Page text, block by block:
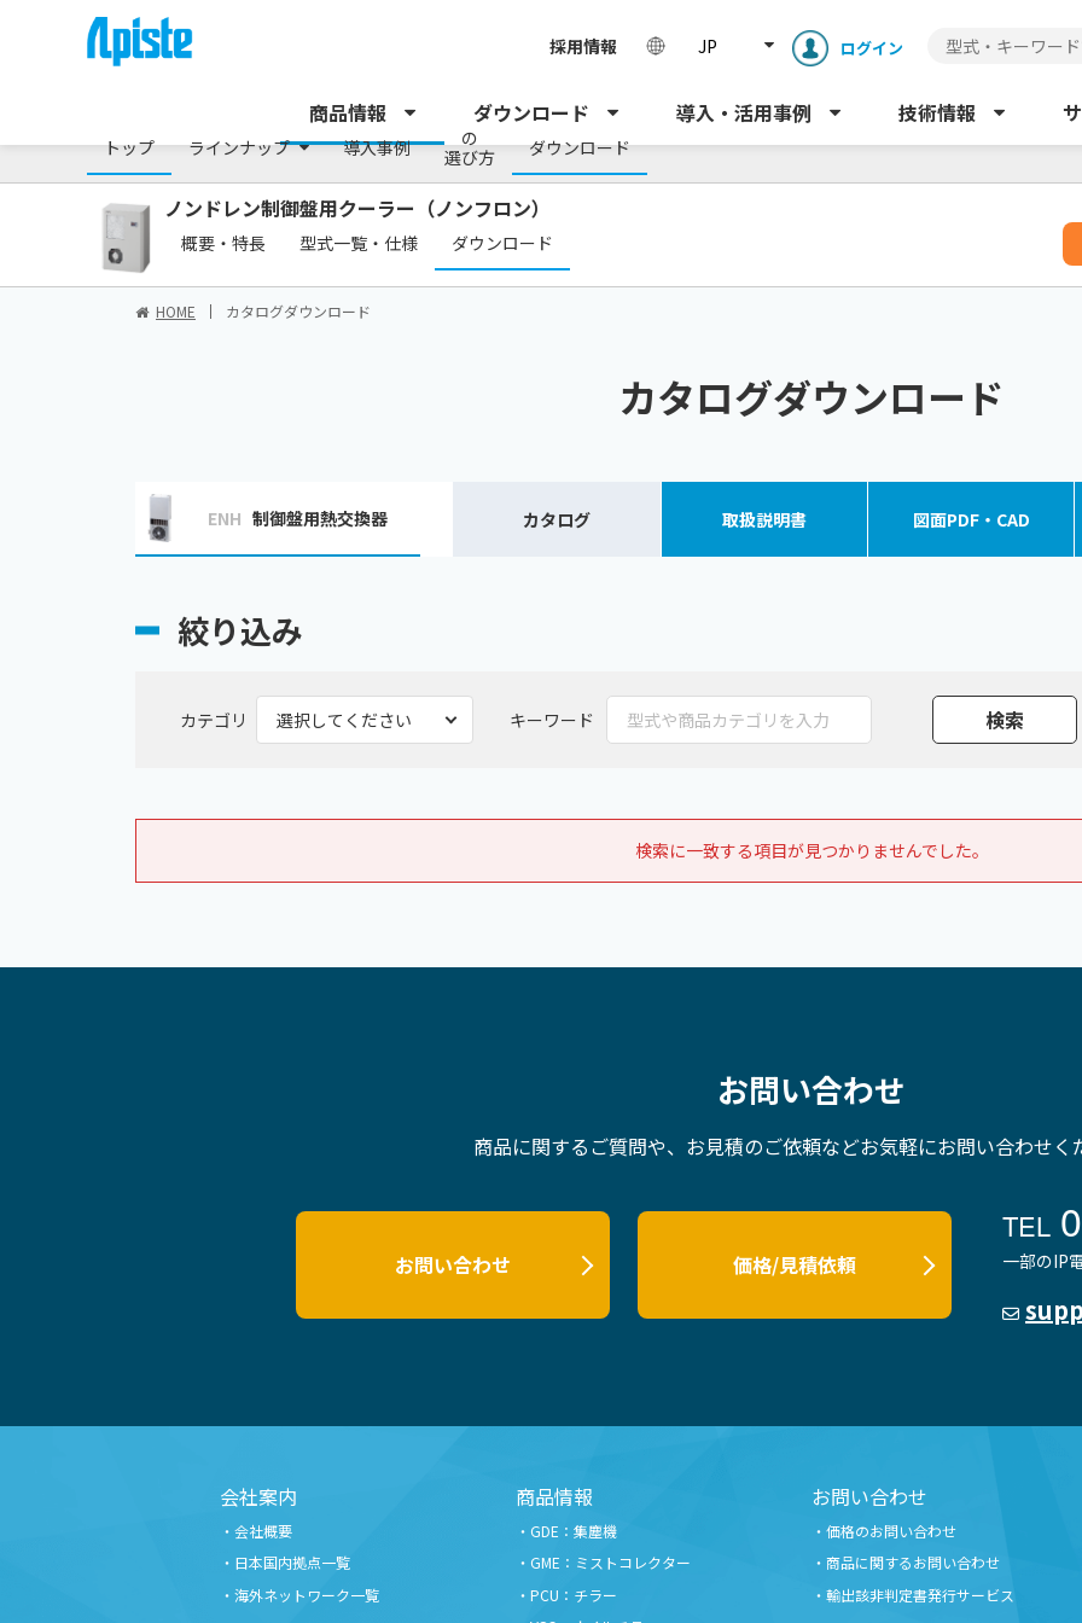
採用情報 JP ログイン
商品情報 ダウンロード 導入・活用事例 技術情報
トップ ラインナップ 導入事例
の
選び方
ダウンロード
ノンドレン制御盤用クーラー（ノンフロン）
概要・特長 型式一覧・仕様 ダウンロード
HOME カタログダウンロード
カタログダウンロード
ENH 制御盤用熱交換器 カタログ 取扱説明書 図面PDF・CAD
絞り込み
カテゴリ キーワード
検索に一致する項目が見つかりませんでした。
お問い合わせ
商品に関するご質問や、お見積のご依頼などお気軽にお問い合わせく
お問い合わせ 価格/見積依頼
TEL
一部のIP
会社案内
会社概要
日本国内拠点一覧
海外ネットワーク一覧
商品情報
GDE：集塵機
GME：ミストコレクター
PCU：チラー
お問い合わせ
価格のお問い合わせ
商品に関するお問い合わせ
輸出該非判定書発行サービス